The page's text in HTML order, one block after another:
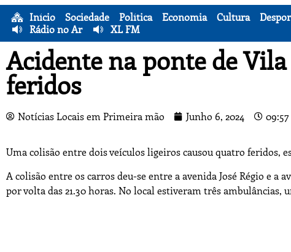
Início Sociedade Política Economia Cultura
Rádio no Ar
XL FM
Acidente na ponte de
feridos
Notícias Locais em Primeira mão Junho 6, 2024 09:57
Uma colisão entre dois veículos ligeiros causou quatro feridos,
A colisão entre os carros deu-se entre a avenida José Régio e a
por volta das 21.30 horas. No local estiveram três